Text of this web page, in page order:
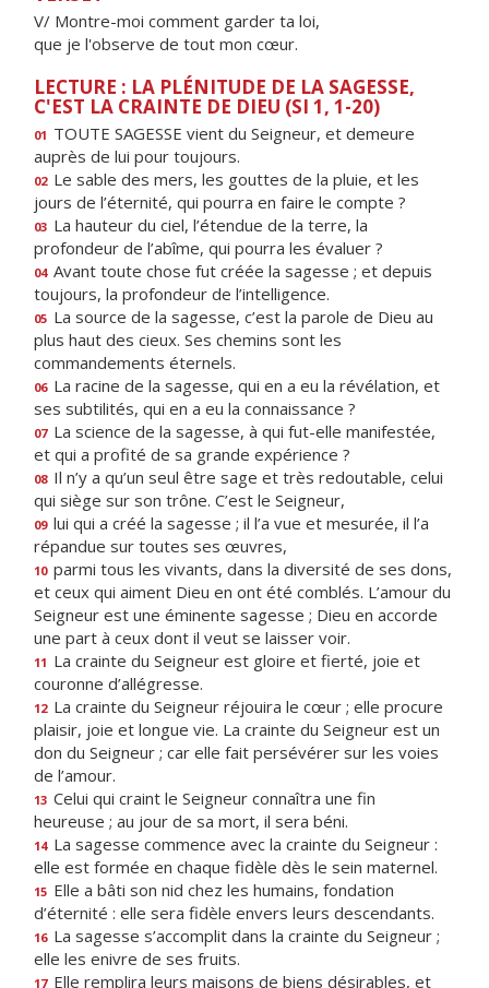
V/ Montre-moi comment garder ta loi,
que je l'observe de tout mon cœur.
LECTURE : LA PLÉNITUDE DE LA SAGESSE,
C'EST LA CRAINTE DE DIEU (SI 1, 1-20)
01 TOUTE SAGESSE vient du Seigneur, et demeure
auprès de lui pour toujours.
02 Le sable des mers, les gouttes de la pluie, et les
jours de l’éternité, qui pourra en faire le compte ?
03 La hauteur du ciel, l’étendue de la terre, la
profondeur de l’abîme, qui pourra les évaluer ?
04 Avant toute chose fut créée la sagesse ; et depuis
toujours, la profondeur de l’intelligence.
05 La source de la sagesse, c’est la parole de Dieu au
plus haut des cieux. Ses chemins sont les
commandements éternels.
06 La racine de la sagesse, qui en a eu la révélation, et
ses subtilités, qui en a eu la connaissance ?
07 La science de la sagesse, à qui fut-elle manifestée,
et qui a profité de sa grande expérience ?
08 Il n’y a qu’un seul être sage et très redoutable, celui
qui siège sur son trône. C’est le Seigneur,
09 lui qui a créé la sagesse ; il l’a vue et mesurée, il l’a
répandue sur toutes ses œuvres,
10 parmi tous les vivants, dans la diversité de ses dons,
et ceux qui aiment Dieu en ont été comblés. L’amour du
Seigneur est une éminente sagesse ; Dieu en accorde
une part à ceux dont il veut se laisser voir.
11 La crainte du Seigneur est gloire et fierté, joie et
couronne d’allégresse.
12 La crainte du Seigneur réjouira le cœur ; elle procure
plaisir, joie et longue vie. La crainte du Seigneur est un
don du Seigneur ; car elle fait persévérer sur les voies
de l’amour.
13 Celui qui craint le Seigneur connaîtra une fin
heureuse ; au jour de sa mort, il sera béni.
14 La sagesse commence avec la crainte du Seigneur :
elle est formée en chaque fidèle dès le sein maternel.
15 Elle a bâti son nid chez les humains, fondation
d’éternité : elle sera fidèle envers leurs descendants.
16 La sagesse s’accomplit dans la crainte du Seigneur ;
elle les enivre de ses fruits.
17 Elle remplira leurs maisons de biens désirables, et